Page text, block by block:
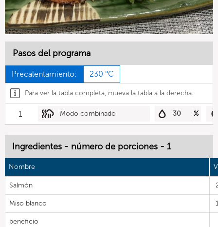
Pasos del programa
Precalentamiento: 230 °C
Para ver la tabla completa, mueva la tabla a la derecha.
1 Modo combinado 30 %
Ingredientes - número de porciones - 1
Nombre
Salmón
Miso blanco
beneficio